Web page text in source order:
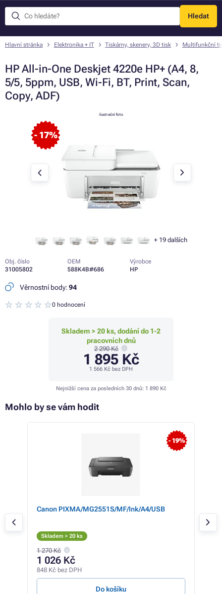
Hledat
Menu
Hlavní stránka Elektronika + IT Tiskárny, skenery, 3D tisk Multifunkční
HP All-in-One Deskjet 4220e HP+ (A4, 8,
5/5, 5ppm, USB, Wi-Fi, BT, Print, Scan,
Copy, ADF)
- 17%
ilustrační foto
+ 19dalších
Obj. číslo
31005802
OEM
588K4B#686
Výrobce
HP
Věrnostní body: 94
0 hodnocení
Skladem > 20 ks, dodání do 1-2
pracovních dnů
2 290 Kč
1 895 Kč
1 566 Kč bez DPH
Nejnižší cena za posledních 30 dnů: 1 890 Kč
Mohlo by se vám hodit
- 19%
Canon PIXMA/MG2551S/MF/Ink/A4/USB
Skladem > 20 ks
1 270 Kč
1 026 Kč
848 Kč bez DPH
Do košíku